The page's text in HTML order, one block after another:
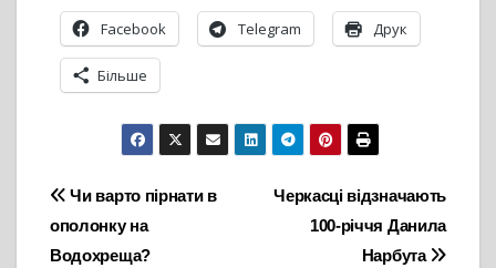
Facebook Telegram Друк
Більше
Навігація
записів
Черкасці відзначають
100-річчя Данила
Нарбута
Чи варто пірнати в
ополонку на
Водохреща?